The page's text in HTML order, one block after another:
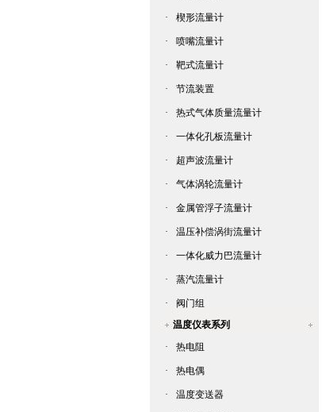
· 楔形流量计
· 喷嘴流量计
· 靶式流量计
· 节流装置
· 热式气体质量流量计
· 一体化孔板流量计
· 超声波流量计
· 气体涡轮流量计
· 金属管浮子流量计
· 温压补偿涡街流量计
· 一体化威力巴流量计
· 蒸汽流量计
·
阀门组
温度仪表系列
·
热电阻
· 热电偶
· 温度变送器